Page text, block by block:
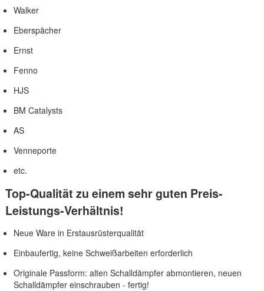
Walker
Eberspächer
Ernst
Fenno
HJS
BM Catalysts
AS
Venneporte
etc.
Top-Qualität zu einem sehr guten Preis-
Leistungs-Verhältnis!
Neue Ware in Erstausrüsterqualität
Einbaufertig, keine Schweißarbeiten erforderlich
Originale Passform: alten Schalldämpfer abmontieren, neuen
Schalldämpfer einschrauben - fertig!